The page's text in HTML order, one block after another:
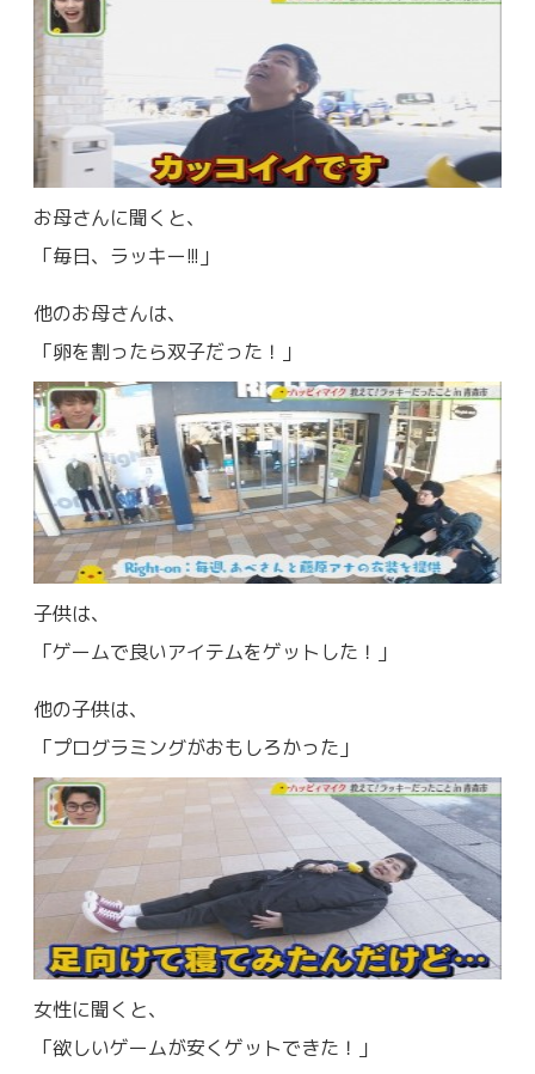
お母さんに聞くと、
「毎日、ラッキー!!!」
他のお母さんは、
「卵を割ったら双子だった！」
子供は、
「ゲームで良いアイテムをゲットした！」
他の子供は、
「プログラミングがおもしろかった」
女性に聞くと、
「欲しいゲームが安くゲットできた！」